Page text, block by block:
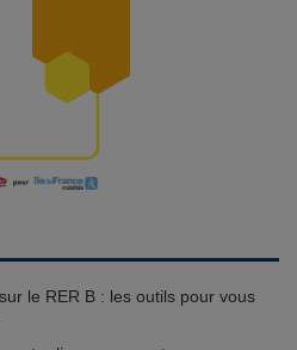
le RER B : les outils pour vous